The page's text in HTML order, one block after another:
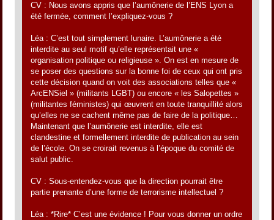
CV : Nous avons appris que l’aumônerie de l’ENS Lyon a
été fermée, comment l’expliquez-vous ?
Léa : C’est tout simplement lunaire. L’aumônerie a été
interdite au seul motif qu’elle représentait une «
organisation politique ou religieuse ». On est en mesure de
se poser des questions sur la bonne foi de ceux qui ont pris
cette décision quand on voit des associations telles que «
ArcENSiel » (militants LGBT) ou encore « les Salopettes »
(militantes féministes) qui œuvrent en toute tranquillité alors
qu’elles ne se cachent même pas de faire de la politique…
Maintenant que l’aumônerie est interdite, elle est
clandestine et formellement interdite de publication au sein
de l’école. On se croirait revenus à l’époque du comité de
salut public.
CV : Sous-entendez-vous que la direction pourrait être
partie prenante d’une forme de terrorisme intellectuel ?
Léa : *Rire* C’est une évidence ! Pour vous donner un ordre